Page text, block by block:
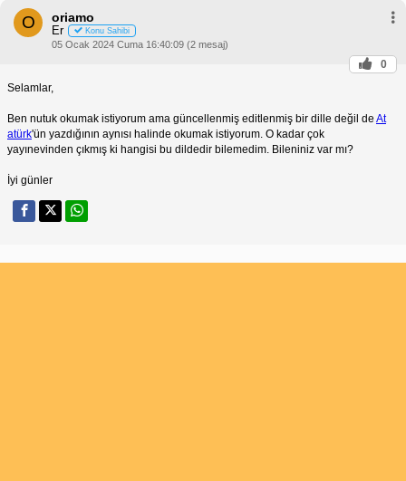
O oriamo
Er Konu Sahibi
05 Ocak 2024 Cuma 16:40:09 (2 mesaj)
0
Selamlar,
Ben nutuk okumak istiyorum ama güncellenmiş editlenmiş bir dille değil de At
atürk'ün yazdığının aynısı halinde okumak istiyorum. O kadar çok
yayınevinden çıkmış ki hangisi bu dildedir bilemedim. Bileniniz var mı?
İyi günler